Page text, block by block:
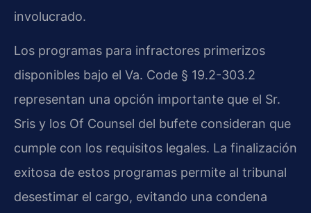
involucrado.
Los programas para infractores primerizos
disponibles bajo el Va. Code § 19.2-303.2
representan una opción importante que el Sr.
Sris y los Of Counsel del bufete consideran que
cumple con los requisitos legales. La finalización
exitosa de estos programas permite al tribunal
desestimar el cargo, evitando una condena